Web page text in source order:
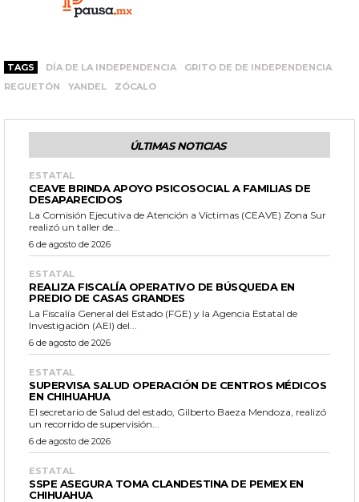
TAGS DÍA DE LA INDEPENDENCIA
GRITO DE DE INDEPENDENCIA
REGUETÓN
YANDEL ZÓCALO
ÚLTIMAS NOTICIAS
ESTATAL
CEAVE BRINDA APOYO PSICOSOCIAL A FAMILIAS DE
DESAPARECIDOS
La Comisión Ejecutiva de Atención a Víctimas (CEAVE) Zona Sur
realizó un taller de...
6 de agosto de 2026
ESTATAL
REALIZA FISCALÍA OPERATIVO DE BÚSQUEDA EN
PREDIO DE CASAS GRANDES
La Fiscalía General del Estado (FGE) y la Agencia Estatal de
Investigación (AEI) del...
6 de agosto de 2026
ESTATAL
SUPERVISA SALUD OPERACIÓN DE CENTROS MÉDICOS
EN CHIHUAHUA
El secretario de Salud del estado, Gilberto Baeza Mendoza, realizó
un recorrido de supervisión...
6 de agosto de 2026
ESTATAL
SSPE ASEGURA TOMA CLANDESTINA DE PEMEX EN
CHIHUAHUA